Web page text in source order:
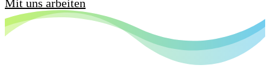
Mit uns arbeiten